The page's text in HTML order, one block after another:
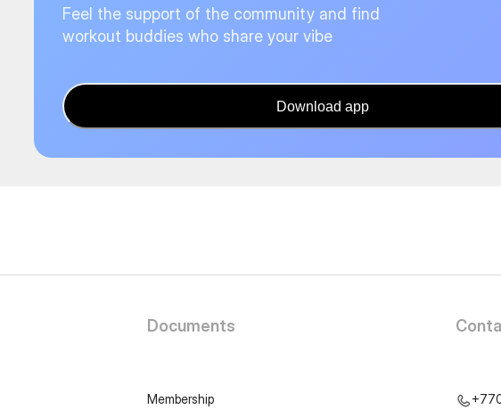
Feel the support of the community and find
workout buddies who share your vibe
Download app
Documents
Membership